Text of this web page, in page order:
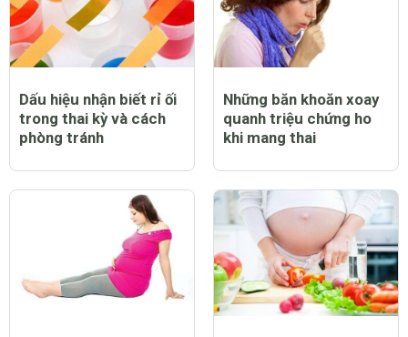
Dấu hiệu nhận biết rỉ ối
trong thai kỳ và cách
phòng tránh
Những băn khoăn xoay
quanh triệu chứng ho
khi mang thai